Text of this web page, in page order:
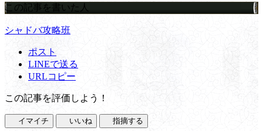
この記事を書いた人
シャドバ攻略班
ポスト
LINEで送る
URLコピー
この記事を評価しよう！
イマイチ いいね 指摘する